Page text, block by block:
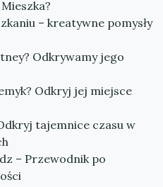
– kreatywne pomysły
Odkrywamy jego
Odkryj jej miejsce
tajemnice czasu w
– Przewodnik po